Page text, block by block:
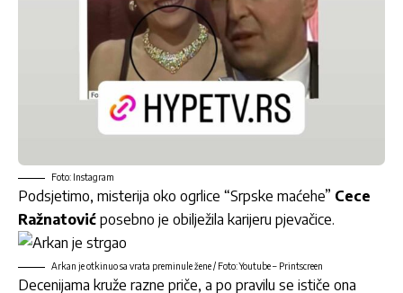
Foto: Instagram
Podsjetimo, misterija oko ogrlice “Srpske maćehe” Cece
Ražnatović posebno je obilježila karijeru pjevačice.
Arkan je otkinuo sa vrata preminule žene / Foto: Youtube – Printscreen
Decenijama kruže razne priče, a po pravilu se ističe ona